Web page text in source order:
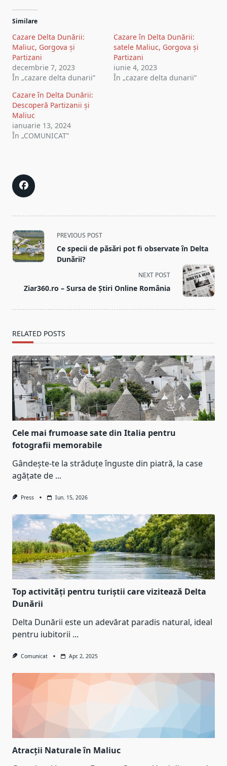
Navigare
în
articole
Similare
Cazare Delta Dunării:
Maliuc, Gorgova și
Partizani
decembrie 7, 2023
În „cazare delta dunarii”
Cazare în Delta Dunării:
satele Maliuc, Gorgova și
Partizani
iunie 4, 2023
În „cazare delta dunarii”
Cazare în Delta Dunării:
Descoperă Partizanii și
Maliuc
ianuarie 13, 2024
În „COMUNICAT”
<span
class="nav-
subtitle
reader-
PREVIOUS POST
Ce specii de păsări pot fi observate în Delta
Dunării?
NEXT POST
Ziar360.ro – Sursa de Știri Online România
RELATED POSTS
Cele mai frumoase sate din Italia pentru
fotografii memorabile
Gândește-te la străduțe înguste din piatră, la case
agățate de ...
Press Iun. 15, 2026
Top activități pentru turiștii care vizitează Delta
Dunării
Delta Dunării este un adevărat paradis natural, ideal
pentru iubitorii ...
Comunicat Apr. 2, 2025
Atracții Naturale în Maliuc